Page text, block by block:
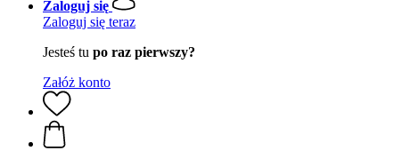
Zaloguj się
Zaloguj się teraz
Jesteś tu po raz pierwszy?
Załóż konto